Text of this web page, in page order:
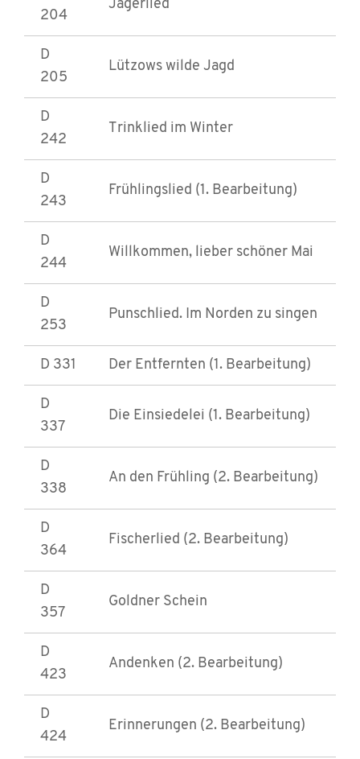
204
Jägerlied
D
205
Lützows wilde Jagd
D
242
Trinklied im Winter
D
243
Frühlingslied (1. Bearbeitung)
D
244
Willkommen, lieber schöner Mai
D
253
Punschlied. Im Norden zu singen
D 331 Der Entfernten (1. Bearbeitung)
D
337
Die Einsiedelei (1. Bearbeitung)
D
338
An den Frühling (2. Bearbeitung)
D
364
Fischerlied (2. Bearbeitung)
D
357
Goldner Schein
D
423
Andenken (2. Bearbeitung)
D
424
Erinnerungen (2. Bearbeitung)